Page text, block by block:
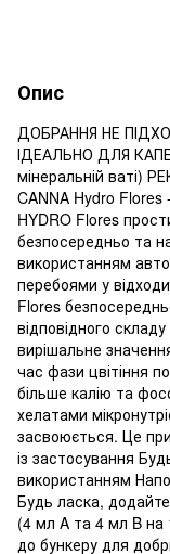
Опис
ДОБРАННЯ НЕ
ІДЕАЛЬНО ДЛЯ
мінеральній
CANNA Hydro
HYDRO Flores
безпосередньо та
використанням
перебоями у
Flores
відповідного
вирішальне
час фази цвітіння
більше калію та
хелатами
засвоюється. Це
із застосування
використанням
Будь ласка,
(4 мл A та 4 мл B на
до бункеру для